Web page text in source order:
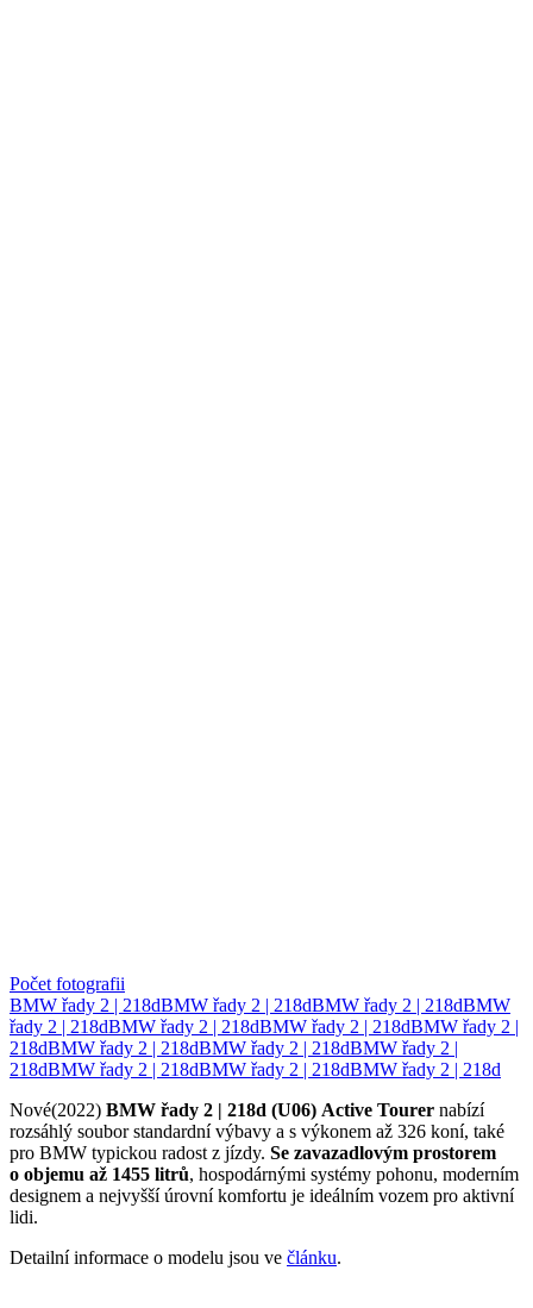
Počet fotografii
BMW řady 2 | 218dBMW řady 2 | 218dBMW řady 2 | 218dBMW
řady 2 | 218dBMW řady 2 | 218dBMW řady 2 | 218dBMW řady 2 |
218dBMW řady 2 | 218dBMW řady 2 | 218dBMW řady 2 |
218dBMW řady 2 | 218dBMW řady 2 | 218dBMW řady 2 | 218d
Nové(2022) BMW řady 2 | 218d (U06) Active Tourer nabízí
rozsáhlý soubor standardní výbavy a s výkonem až 326 koní, také
pro BMW typickou radost z jízdy. Se zavazadlovým prostorem
o objemu až 1455 litrů, hospodárnými systémy pohonu, moderním
designem a nejvyšší úrovní komfortu je ideálním vozem pro aktivní
lidi.
Detailní informace o modelu jsou ve článku.